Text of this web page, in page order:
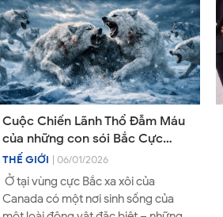
Cuộc Chiến Lãnh Thổ Đẫm Máu
của những con sói Bắc Cực
Andre khổng lồ
THẾ GIỚI | 06/01/2026
Ở tại vùng cực Bắc xa xôi của
Canada có một nơi sinh sống của